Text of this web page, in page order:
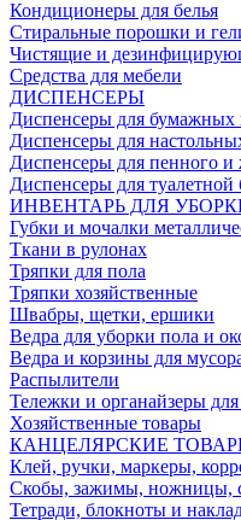
Кондиционеры для белья
Стиральные порошки и
Чистящие и
Средства для мебели
ДИСПЕНСЕРЫ
Диспенсеры для бумажных
Диспенсеры для
Диспенсеры для пенного
Диспенсеры для туалетной
ИНВЕНТАРЬ ДЛЯ
Губки и мочалки
Ткани в рулонах
Тряпки для пола
Тряпки хозяйственные
Швабры, щетки, ершики
Ведра для уборки пола и
Ведра и корзины для
Распылители
Тележки и органайзеры
Хозяйственные товары
КАНЦЕЛЯРСКИЕ
Клей, ручки, маркеры,
Скобы, зажимы, ножницы,
Тетради, блокноты и